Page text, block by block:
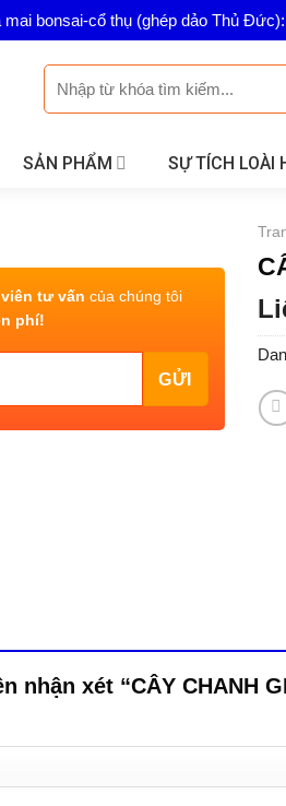
bonsai-cổ thụ (ghép dảo Thủ
kiếm:
SẢN PHẨM SỰ TÍCH LOÀI
tư vấn của chúng tôi
phí!
nhận xét “CÂY CHANH